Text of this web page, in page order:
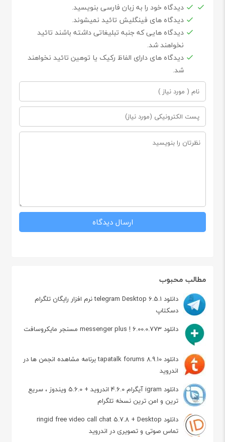
مطالب محبوب
دانلود telegram Desktop 6.5.1 نرم افزار رایگان تلگرام
دسکتاپ
دانلود messenger plus ! 6.00.0.773 مسنجر مایکروسافت
دانلود tapatalk forums 8.9.10 برنامه مشاهده انجمن ها در
اندروید
دانلود igram آیگرام 4.6.0 اندروید + 5.6.0 ویندوز ، سریع
ترین و امن ترین نسخه تلگرام
دانلود ringid free video call chat 5.7.8 + Desktop
تماس صوتی و تصویری در اندروید
دیدگاه خود را به زبان فارسی بنویسید.
دیدگاه های فینگلیش تائید نمیشوند.
دیدگاه هایی که جنبه تبلیغاتی داشته باشند تائید
نخواهند شد.
دیدگاه های دارای الفاظ رکیک یا توهین تائید نخواهند
شد.